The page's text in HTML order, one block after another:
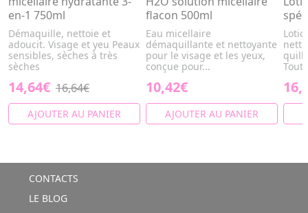
en-1 750ml
Démaquille, nettoie et
adoucit. Visage et yeu Peaux
sensibles, sèches à très
sèches
14,64€ 16,64€
AJOUTER AU PANIER
flacon 500ml
Eau micellaire
démaquillante et nettoyante
pour le visage et les yeux,
conçue pour...
10,42€
AJOUTER AU PANIER
CONTACTS
LE BLOG